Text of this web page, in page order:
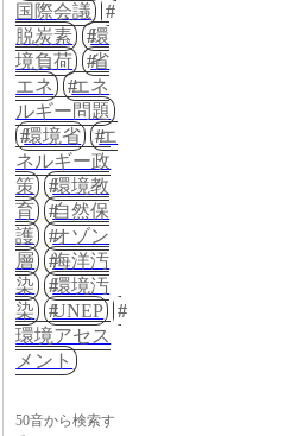
国際会議
脱炭素
環
境負荷
省
エネ
エネ
ルギー問題
環境省
エ
ネルギー政
策
環境教
育
自然保
護
オゾン
層
海洋汚
染
環境汚
染
UNEP
環境アセス
メント
50音から検索す